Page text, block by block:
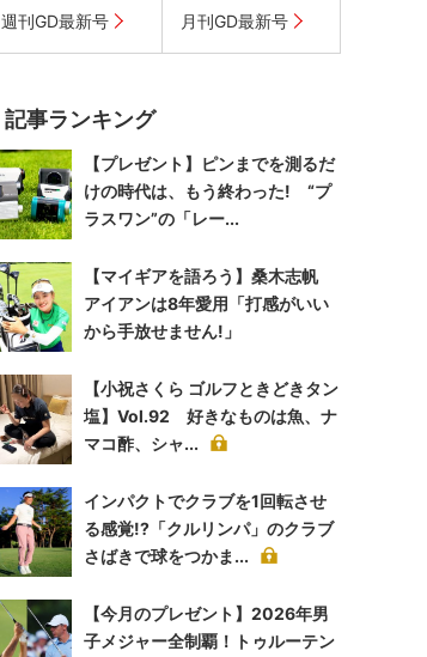
週刊GD最新号 月刊GD最新号
記事ランキング
【プレゼント】ピンまでを測るだ
けの時代は、もう終わった! “プ
ラスワン”の「レー...
【マイギアを語ろう】桑木志帆
アイアンは8年愛用「打感がいい
から手放せません!」
【小祝さくら ゴルフときどきタン
塩】Vol.92 好きなものは魚、ナ
マコ酢、シャ...
インパクトでクラブを1回転させ
る感覚!?「クルリンパ」のクラブ
さばきで球をつかま...
【今月のプレゼント】2026年男
子メジャー全制覇！トゥルーテン